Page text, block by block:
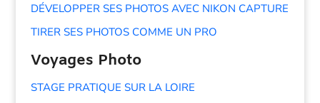
DÉVELOPPER SES PHOTOS AVEC NIKON CAPTURE
TIRER SES PHOTOS COMME UN PRO
Voyages Photo
STAGE PRATIQUE SUR LA LOIRE